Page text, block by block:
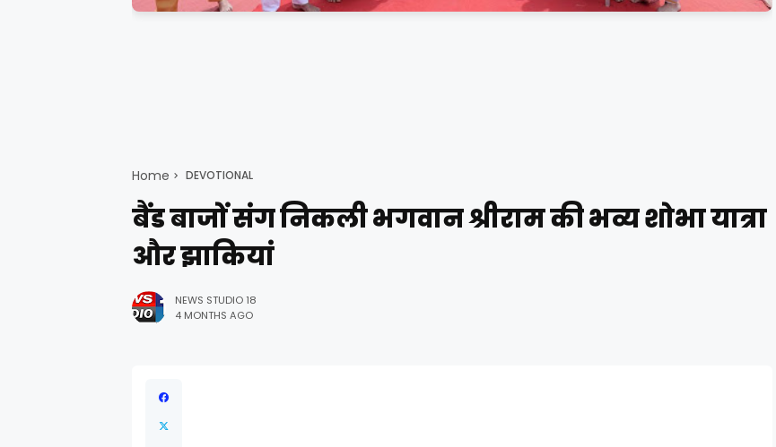
Home DEVOTIONAL
बैंड बाजों संग निकली भगवान श्रीराम की भव्य शोभा यात्रा
और झाकियां
NEWS STUDIO 18
4 MONTHS AGO